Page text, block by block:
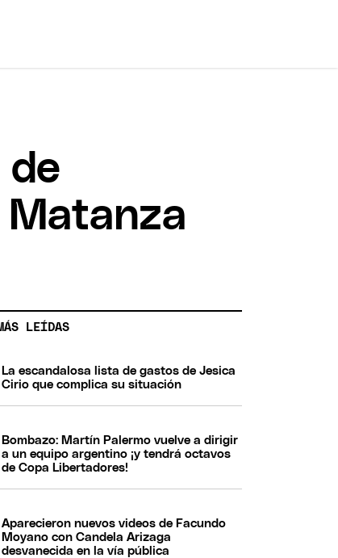
de
LEÍDAS
La escandalosa lista de gastos de Jesica
Cirio que complica su situación
Bombazo: Martín Palermo vuelve a dirigir
a un equipo argentino ¡y tendrá octavos
de Copa Libertadores!
Aparecieron nuevos videos de Facundo
Moyano con Candela Arizaga
desvanecida en la vía pública